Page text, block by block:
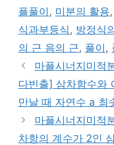
플풀이 , 미분의 활용,
식과부등식 , 방정식
의 근 음의 근, 풀이 ,
마플시너지미적
다빈출] 삼차함수와
만날 때 자연수 a 최
마플시너지미적
차항의 계수가 2인